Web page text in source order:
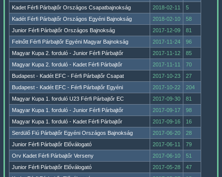
Kadet Férfi Párbajtőr Országos Csapatbajnokság
2018-02-11
5
Kadét Férfi Párbajtőr Országos Egyéni Bajnokság
2018-02-10
58
Junior Férfi Párbajtőr Országos Bajnokság
2017-12-09
81
Felnőtt Férfi Párbajtőr Egyéni Magyar Bajnokság
2017-11-24
96
Magyar Kupa 2. forduló - Junior Férfi Párbajtőr
2017-11-12
85
Magyar Kupa 2. forduló - Kadet Férfi Párbajtőr
2017-11-11
70
Budapest - Kadét EFC - Férfi Párbajtőr Csapat
2017-10-23
27
Budapest - Kadét EFC - Férfi Párbajtőr Egyéni
2017-10-22
204
Magyar Kupa 1. forduló U23 Férfi Párbajtőr EC
2017-09-30
81
Magyar Kupa 1. forduló - Junior Férfi Párbajtőr
2017-09-17
98
Magyar Kupa 1. forduló - Kadet Férfi Párbajtőr
2017-09-16
16
Serdülő Fiú Párbajtőr Egyéni Országos Bajnokság
2017-06-20
28
Junior Férfi Párbajtőr Előválogató
2017-06-11
79
Orv Kadet Férfi Párbajtőr Verseny
2017-06-10
51
Junior Férfi Párbajtőr Előválogató
2017-05-28
47